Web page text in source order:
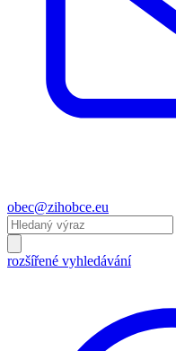
obec@zihobce.eu
rozšířené vyhledávání